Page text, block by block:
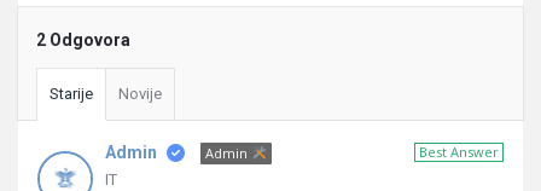
2 Odgovora
Starije Novije
Best Answer
Admin Admin
IT